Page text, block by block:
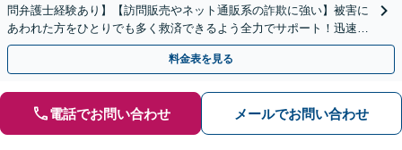
問弁護士経験あり】【訪問販売やネット通販系の詐欺に強い】被害に
あわれた方をひとりでも多く救済できるよう全力でサポート！迅速な
対応で返還請求をおこないます【休日・夜間相談可】
料金表を見る
電話でお問い合わせ メールでお問い合わせ